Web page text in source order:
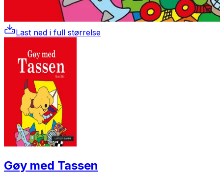
Last ned i full størrelse
Gøy med Tassen